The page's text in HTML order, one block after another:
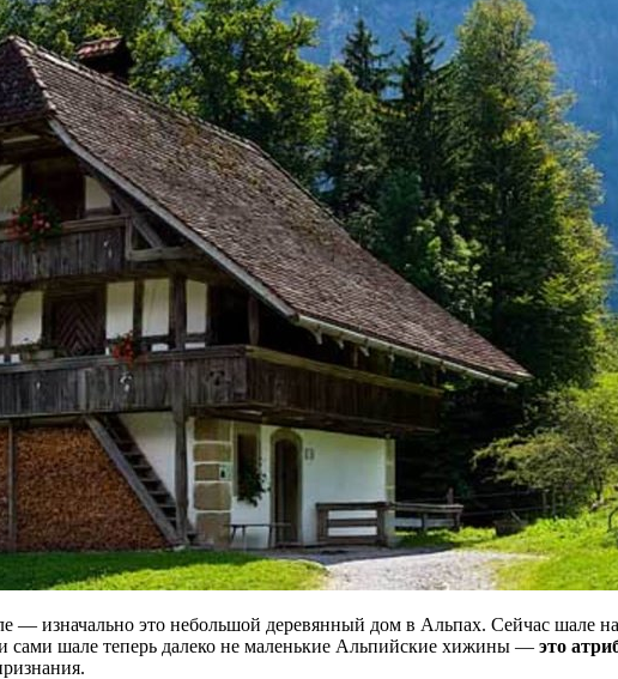
— изначально это небольшой деревянный дом в Альпах. Сейчас шале
сами шале теперь далеко не маленькие Альпийские хижины — это